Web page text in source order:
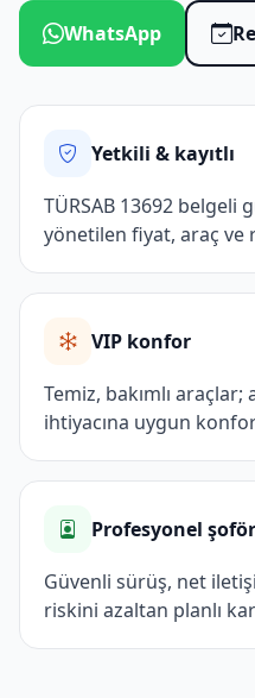
WhatsApp
Yetkili & kayıtlı
TÜRSAB 13692 belgeli
yönetilen fiyat, araç ve
VIP konfor
Temiz, bakımlı
ihtiyacına uygun
Profesyonel şoför
Güvenli sürüş, net
riskini azaltan planlı